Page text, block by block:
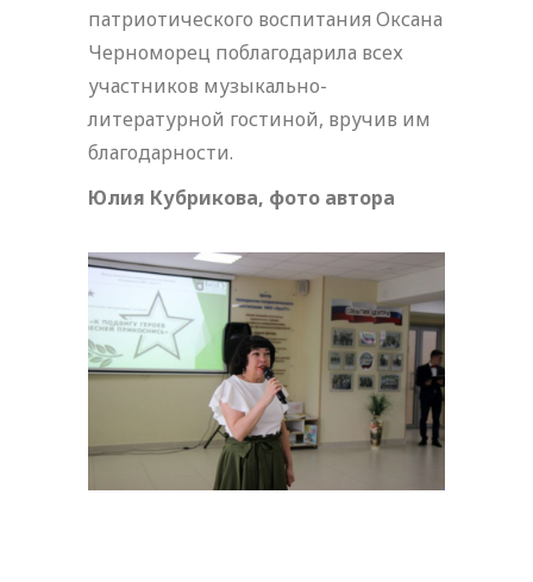
патриотического воспитания Оксана
Черноморец поблагодарила всех
участников музыкально-
литературной гостиной, вручив им
благодарности.
Юлия Кубрикова, фото автора